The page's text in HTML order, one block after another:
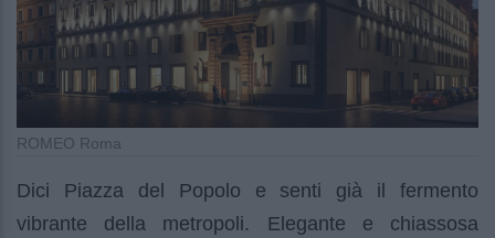
ROMEO Roma
Dici Piazza del Popolo e senti già il fermento
vibrante della metropoli. Elegante e chiassosa